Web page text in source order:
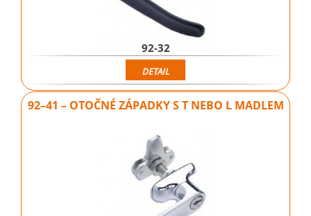
92-32
DETAIL
92–41 – OTOČNÉ ZÁPADKY S T NEBO L MADLEM